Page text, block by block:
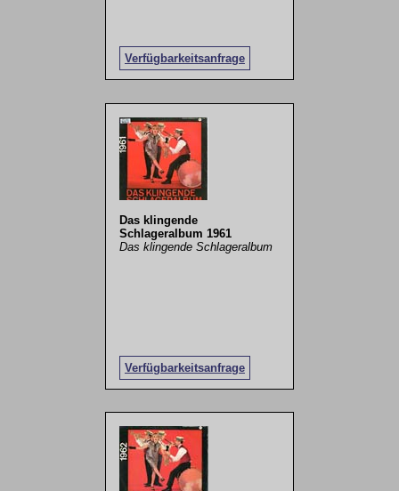
Verfügbarkeitsanfrage
Das klingende
Schlageralbum 1961
Das klingende Schlageralbum
Verfügbarkeitsanfrage